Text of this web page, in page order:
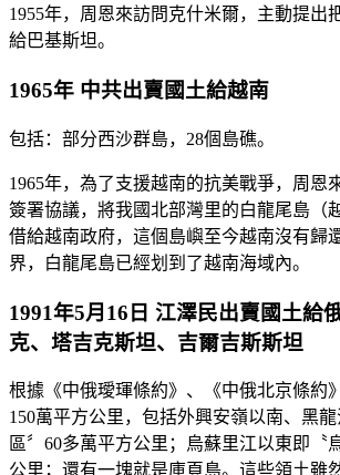
1955年，周恩來訪問克什米爾，主動提出
給巴基斯坦。
1965年 中共出賣國土給越南
包括：部分西沙群島，28個島礁。
1965年，為了支援越南的抗美戰爭，周恩
簽署協議，將我國北部灣里的白龍尾島（
借給越南政府，這個島嶼至今越南沒有歸
界，白龍尾島已經划到了越南海域內。
1991年5月16日 江澤民出賣國土給
克、塔吉克斯坦、吉爾吉斯斯坦
根據《中俄璦琿條約》、《中俄北京條約
150萬平方公里，包括外興安嶺以南、黑
區〞60多萬平方公里；烏蘇里江以東即〝
公里；還有一塊就是庫頁島。這些領土雖